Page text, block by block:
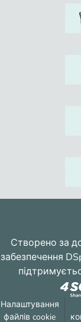
Створено за
забезпечення
Налаштування
файлів cookie